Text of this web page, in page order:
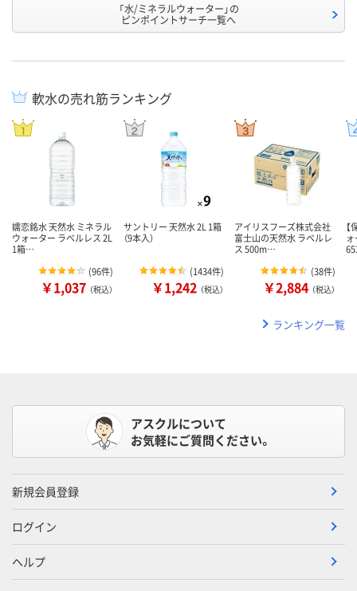
「水/ミネラルウォーター」の
ピンポイントサーチ一覧へ
軟水の売れ筋ランキング
嬬恋銘水 天然水 ミネラル
ウォーター ラベルレス 2L
1箱…
(96件)
￥1,037 （税込）
サントリー 天然水 2L 1箱
（9本入）
(1434件)
￥1,242 （税込）
アイリスフーズ株式会社
富士山の天然水 ラベルレ
ス 500m…
(38件)
￥2,884 （税込）
ランキング一覧
アスクルについて
お気軽にご質問ください。
新規会員登録
ログイン
ヘルプ